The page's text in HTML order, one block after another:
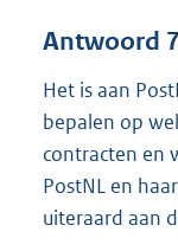
Antwoord
Het is aan
bepalen op
contracten en
PostNL en
uiteraard aan